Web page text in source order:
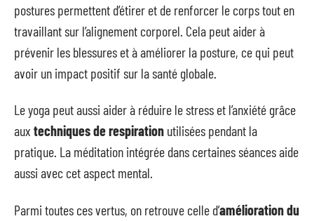
postures permettent d’étirer et de renforcer le corps tout en
travaillant sur l’alignement corporel. Cela peut aider à
prévenir les blessures et à améliorer la posture, ce qui peut
avoir un impact positif sur la santé globale.
Le yoga peut aussi aider à réduire le stress et l’anxiété grâce
aux techniques de respiration utilisées pendant la
pratique. La méditation intégrée dans certaines séances aide
aussi avec cet aspect mental.
Parmi toutes ces vertus, on retrouve celle d’amélioration du